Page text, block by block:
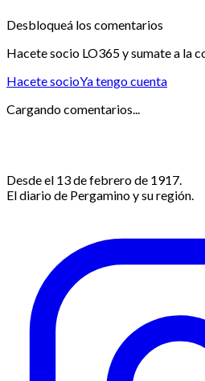
Desbloqueá los comentarios
Hacete socio LO365 y sumate a la
Hacete socioYa tengo cuenta
Cargando comentarios...
Desde el 13 de febrero de 1917.
El diario de Pergamino y su región.